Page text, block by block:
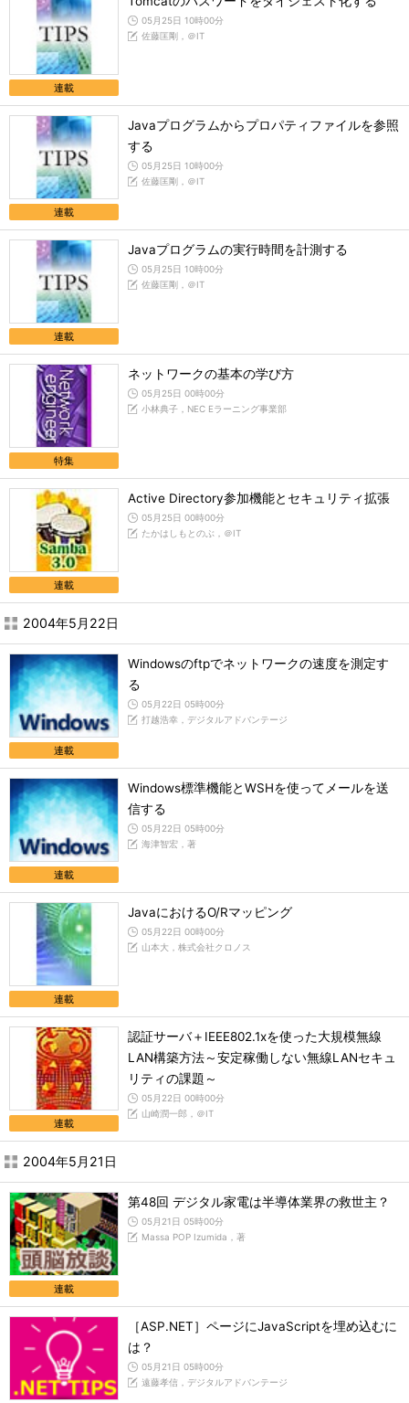
連載
05月25日 10時00分
佐藤匡剛，＠IT
連載
Javaプログラムからプロパティファイルを参照
する
05月25日 10時00分
佐藤匡剛，＠IT
連載
Javaプログラムの実行時間を計測する
05月25日 10時00分
佐藤匡剛，＠IT
特集
ネットワークの基本の学び方
05月25日 00時00分
小林典子，NEC Eラーニング事業部
連載
Active Directory参加機能とセキュリティ拡張
05月25日 00時00分
たかはしもとのぶ，＠IT
2004年5月22日
連載
Windowsのftpでネットワークの速度を測定す
る
05月22日 05時00分
打越浩幸，デジタルアドバンテージ
連載
Windows標準機能とWSHを使ってメールを送
信する
05月22日 05時00分
海津智宏，著
連載
JavaにおけるO/Rマッピング
05月22日 00時00分
山本大，株式会社クロノス
連載
認証サーバ＋IEEE802.1xを使った大規模無線
LAN構築方法～安定稼働しない無線LANセキュ
リティの課題～
05月22日 00時00分
山崎潤一郎，＠IT
2004年5月21日
連載
第48回 デジタル家電は半導体業界の救世主？
05月21日 05時00分
Massa POP Izumida，著
［ASP.NET］ページにJavaScriptを埋め込むに
は？
05月21日 05時00分
遠藤孝信，デジタルアドバンテージ